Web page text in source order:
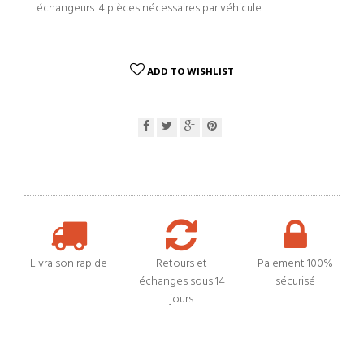
échangeurs. 4 pièces nécessaires par véhicule
ADD TO WISHLIST
Livraison rapide
Retours et
échanges sous 14
jours
Paiement 100%
sécurisé